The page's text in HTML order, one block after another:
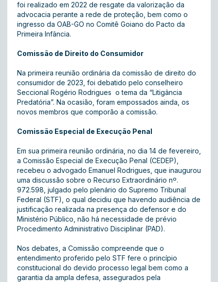
foi realizado em 2022 de resgate da valorização da
advocacia perante a rede de proteção, bem como o
ingresso da OAB-GO no Comitê Goiano do Pacto da
Primeira Infância.
Comissão de Direito do Consumidor
Na primeira reunião ordinária da comissão de direito do
consumidor de 2023, foi debatido pelo conselheiro
Seccional Rogério Rodrigues o tema da “Litigância
Predatória”. Na ocasião, foram empossados ainda, os
novos membros que comporão a comissão.
Comissão Especial de Execução Penal
Em sua primeira reunião ordinária, no dia 14 de fevereiro,
a Comissão Especial de Execução Penal (CEDEP),
recebeu o advogado Emanuel Rodrigues, que inaugurou
uma discussão sobre o Recurso Extraordinário nº.
972.598, julgado pelo plenário do Supremo Tribunal
Federal (STF), o qual decidiu que havendo audiência de
justificação realizada na presença do defensor e do
Ministério Público, não há necessidade de prévio
Procedimento Administrativo Disciplinar (PAD).
Nos debates, a Comissão compreende que o
entendimento proferido pelo STF fere o princípio
constitucional do devido processo legal bem como a
garantia da ampla defesa, assegurados pela